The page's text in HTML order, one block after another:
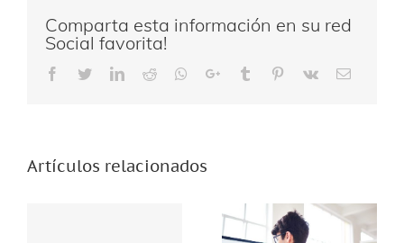
Comparta esta información en su red
Social favorita!
Facebook
TwitterLinkedIn
Reddit Whatsapp
Google+Tumblr Pinterest
Vk Email
Artículos relacionados